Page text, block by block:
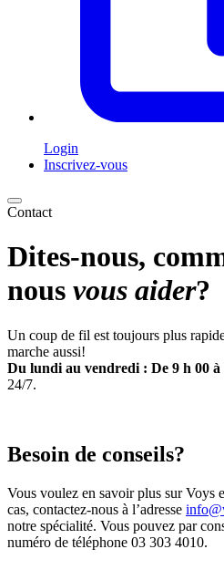
Login
Inscrivez-vous
Contact
Dites-nous,
nous vous aider?
Un coup de fil est toujours plus
marche aussi!
Du lundi au vendredi : De 9 h 00 à
24/7.
Besoin de conseils?
Vous voulez en savoir plus sur Voys
cas, contactez-nous à l’adresse
notre spécialité. Vous pouvez par
numéro de téléphone 03 303 4010.